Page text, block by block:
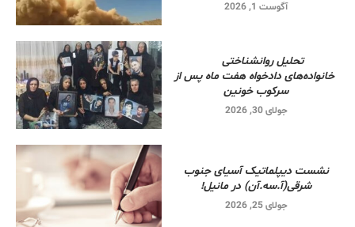
آگوست 1, 2026
تحلیل روانشناختی
خانواده‌های دادخواه هفت ماه پس از
سرکوب خونین
جولای 30, 2026
نشست دیپلماتیک آسیای جنوب
شرقی‌(آ.سه.آن) در مانیل!
جولای 25, 2026